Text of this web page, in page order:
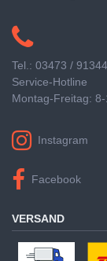
Tel.: 03473 /
Service-Hotline
Montag-Freitag:
Instagram
Facebook
VERSAND